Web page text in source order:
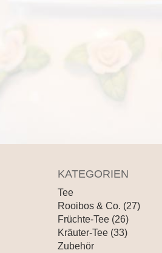
KATEGORIEN
Tee
Rooibos & Co. (27)
Früchte-Tee (26)
Kräuter-Tee (33)
Zubehör